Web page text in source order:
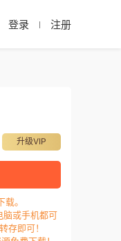
登录 注册
升级VIP
。
脑或手机都可
存即可！